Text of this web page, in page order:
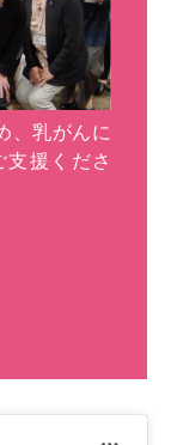
、乳がんに
援くださ